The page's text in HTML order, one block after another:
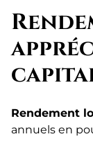
Rendement
annuels en